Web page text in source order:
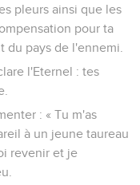
pleurs ainsi que les
pour ta
du pays de l'ennemi.
l'Eternel : tes
: « Tu m'as
à un jeune taureau
revenir et je